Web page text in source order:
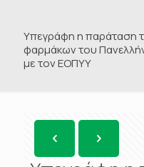
Υπεγράφη η παράταση
φαρμάκων του
με τον ΕΟΠΥΥ